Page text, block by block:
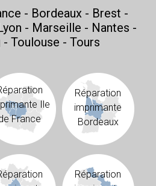
- Bordeaux - Brest -
- Marseille - Nantes -
Toulouse - Tours
Ile
France
Réparation
imprimante
Bordeaux
Réparation